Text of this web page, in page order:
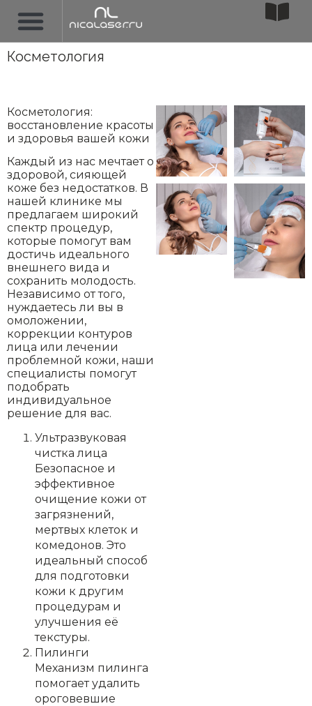
Косметология
Косметология:
восстановление красоты
и здоровья вашей кожи
Каждый из нас мечтает о
здоровой, сияющей
коже без недостатков. В
нашей клинике мы
предлагаем широкий
спектр процедур,
которые помогут вам
достичь идеального
внешнего вида и
сохранить молодость.
Независимо от того,
нуждаетесь ли вы в
омоложении,
коррекции контуров
лица или лечении
проблемной кожи, наши
специалисты помогут
подобрать
индивидуальное
решение для вас.
Ультразвуковая
чистка лица
Безопасное и
эффективное
очищение кожи от
загрязнений,
мертвых клеток и
комедонов. Это
идеальный способ
для подготовки
кожи к другим
процедурам и
улучшения её
текстуры.
Пилинги
Механизм пилинга
помогает удалить
ороговевшие